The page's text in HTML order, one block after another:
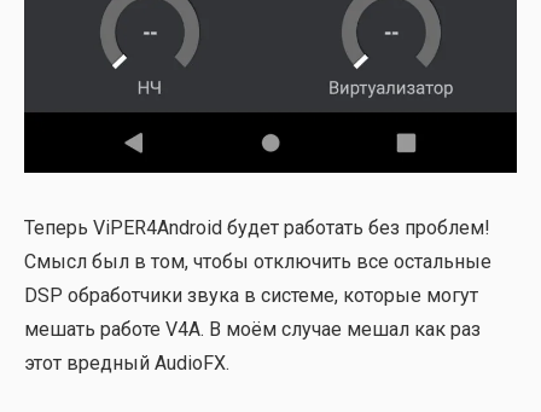
Теперь ViPER4Android будет рабо­тать без про­блем!
Смысл был в том, что­бы отклю­чить все осталь­ные
DSP обра­бот­чи­ки зву­ка в систе­ме, кото­рые могут
мешать рабо­те V4A. В моём слу­чае мешал как раз
этот вред­ный AudioFX.